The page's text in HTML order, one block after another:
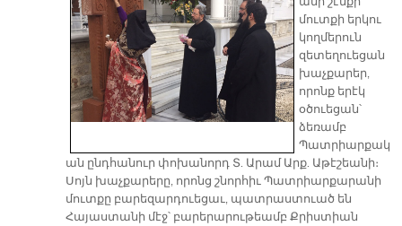
մուտքի երկու
կողմերուն
զետեղուեցան
խաչքարեր,
որոնք երէկ
օծուեցան՝
ձեռամբ
Պատրիարքակ
ան ընդհանուր փոխանորդ Տ. Արամ Արք. Աթէշեանի։
Սոյն խաչքարերը, որոնց շնորհիւ Պատրիարքարանի
մուտքը բարեզարդուեցաւ, պատրաստուած են
Հայաստանի մէջ՝ բարերարութեամբ Քրիստիան